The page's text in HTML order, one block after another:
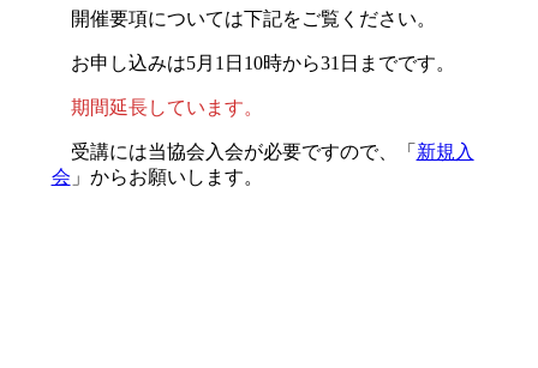
開催要項については下記をご覧ください。
お申し込みは5月1日10時から31日までです。
期間延長しています。
受講には当協会入会が必要ですので、「 新規入
会 」からお願いします。